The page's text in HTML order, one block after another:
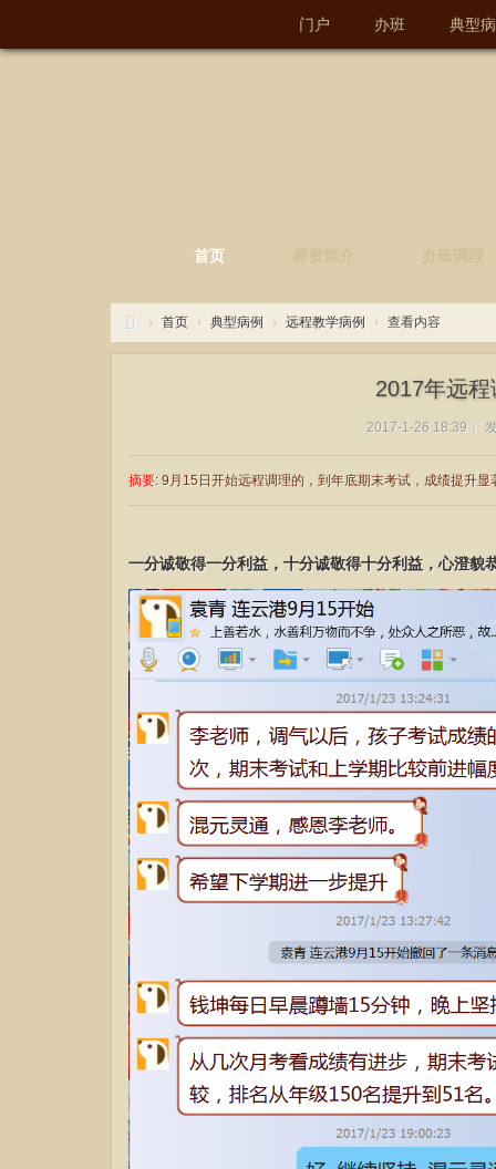
门户 办班 典型
首页
智
功
› 首页 › 典型病例 › 远程教学病例 › 查看内容
2017年远
2017-1-26 18:39 |
摘要: 9月15日开始远程调理的，到年底期末考试，成绩提升显
一分诚敬得一分利益，十分诚敬得十分利益，心澄貌